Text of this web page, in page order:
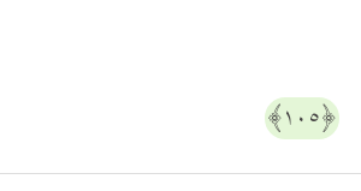
﴿١٠٥﴾